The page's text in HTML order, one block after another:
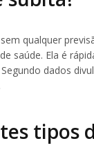
qualquer
saúde. Ela é
dados
tipos